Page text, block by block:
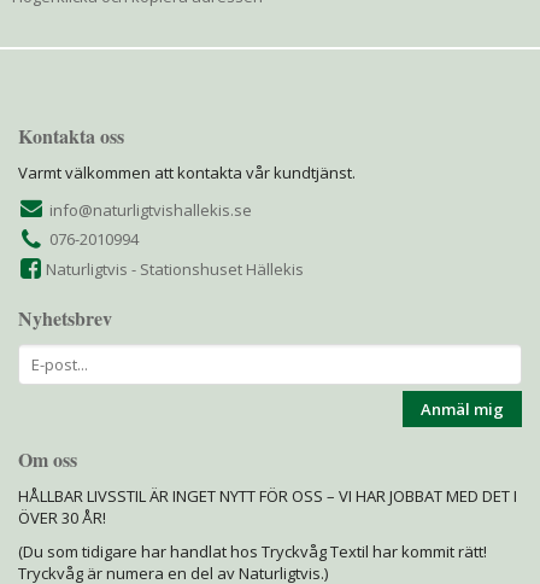
Kontakta oss
Varmt välkommen att kontakta vår kundtjänst.
info@naturligtvishallekis.se
076-2010994
Naturligtvis - Stationshuset Hällekis
Nyhetsbrev
Anmäl mig
Om oss
HÅLLBAR LIVSSTIL ÄR INGET NYTT FÖR OSS – VI HAR JOBBAT MED DET I
ÖVER 30 ÅR!
(Du som tidigare har handlat hos Tryckvåg Textil har kommit rätt!
Tryckvåg är numera en del av Naturligtvis.)